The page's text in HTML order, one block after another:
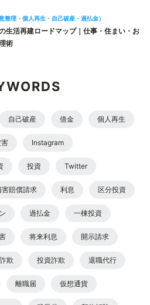
整理・個人再生・自己破産・過払金）
生活再建ロードマップ｜仕事・住まい・お
術
自己破産 借金 個人再生
Instagram
投資 Twitter
害賠償請求 利息 区分投資
過払金 一棟投資
将来利息 開示請求
欺 投資詐欺 退職代行
離職届 仮想通貨